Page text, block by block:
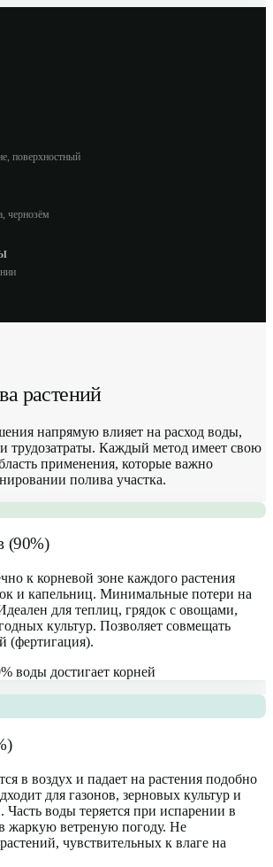
поверхностный
чернозём
растений
напрямую влияет на расход воды,
и трудозатраты. Каждый метод имеет свою
применения, которые важно
полива участка.
(90%)
к корневой зоне каждого растения
и капельниц. Минимальные потери на
для теплиц, грядок с овощами,
культур. Позволяет совмещать
(фертигация).
воды достигает корней
в воздух и падает на растения подобно
для газонов, зерновых культур и
воды теряется при испарении в
жаркую ветреную погоду. Не
чувствительных к влаге на